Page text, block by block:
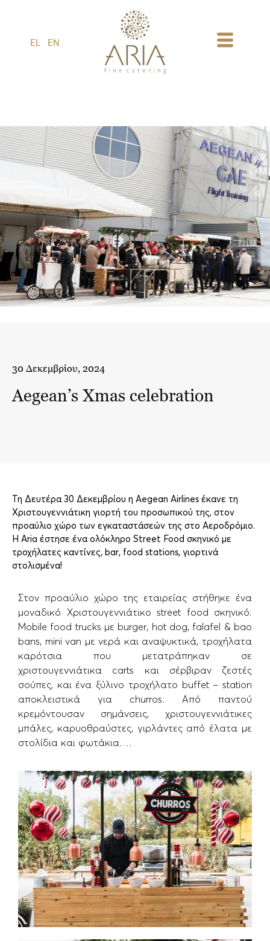
EL EN
30 Δεκεμβρίου, 2024
Aegean’s Xmas celebration
Τη Δευτέρα 30 Δεκεμβρίου η Aegean Airlines έκανε τη
Χριστουγεννιάτικη γιορτή του προσωπικού της, στον
προαύλιο χώρο των εγκαταστάσεών της στο Αεροδρόμιο.
Η Aria έστησε ένα ολόκληρο Street Food σκηνικό με
τροχήλατες καντίνες, bar, food stations, γιορτινά
στολισμένα!
Στον προαύλιο χώρο της εταιρείας στήθηκε ένα
μοναδικό Χριστουγεννιάτικο street food σκηνικό:
Μobile food trucks με burger, hot dog, falafel & bao
bans, mini van με νερά και αναψυκτικά, τροχήλατα
καρότσια που μετατράπηκαν σε
χριστουγεννιάτικα carts και σέρβιραν ζεστές
σούπες, και ένα ξύλινο τροχήλατο buffet – station
αποκλειστικά για churros. Από παντού
κρεμόντουσαν σημάνσεις, χριστουγεννιάτικες
μπάλες, καρυοθραύστες, γιρλάντες από έλατα με
στολίδια και φωτάκια….